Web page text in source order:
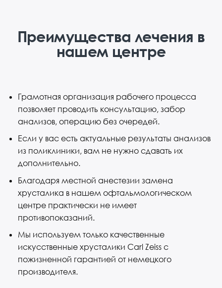
Преимущества лечения в
нашем центре
Грамотная организация рабочего процесса
позволяет проводить консультацию, забор
анализов, операцию без очередей.
Если у вас есть актуальные результаты анализов
из поликлиники, вам не нужно сдавать их
дополнительно.
Благодаря местной анестезии замена
хрусталика в нашем офтальмологическом
центре практически не имеет
противопоказаний.
Мы используем только качественные
искусственные хрусталики Carl Zeiss с
пожизненной гарантией от немецкого
производителя.